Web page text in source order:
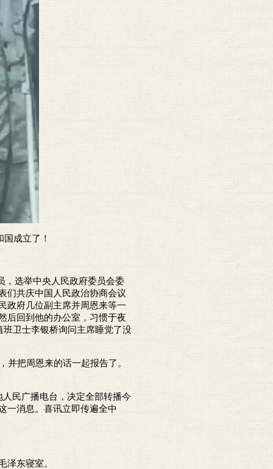
成立了！
选举中央人民政府委员会委
们共庆中国人民政治协商会议
政府几位副主席并周恩来等一
后回到他的办公室，习惯于夜
卫士李银桥询问主席睡觉了没
把周恩来的话一起报告了。
民广播电台，决定全部转播今
一消息。喜讯立即传遍全中
东寝室。